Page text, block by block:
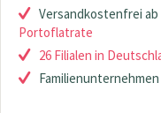
Versandkostenfrei
Portoflatrate
26 Filialen in